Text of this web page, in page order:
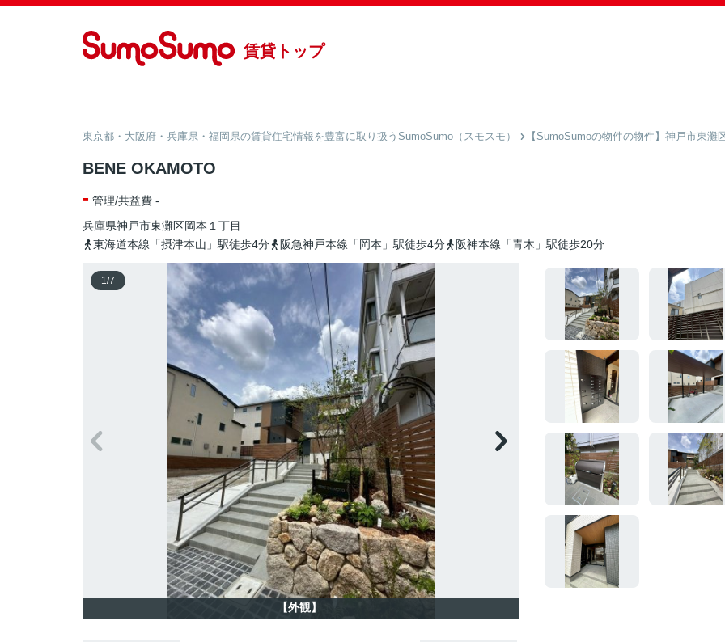
賃貸トップ
東京都・大阪府・兵庫県・福岡県の賃貸住宅情報を豊富に取り扱うSumoSumo（スモスモ） 【SumoSumoの物件の物件】神戸市東灘
BENE OKAMOTO
- 管理/共益費 -
兵庫県神戸市東灘区岡本 １丁目
東海道本線「摂津本山」駅徒歩4分
阪急神戸本線「岡本」駅徒歩4分 阪神本線「青木」駅徒歩20分
1/7
【外観】